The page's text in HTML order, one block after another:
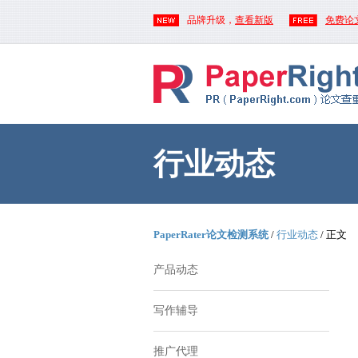
品牌升级， 查看新版 免费论
行业动态
PaperRater论文检测系统/ 行业动态 / 正文
产品动态
写作辅导
推广代理